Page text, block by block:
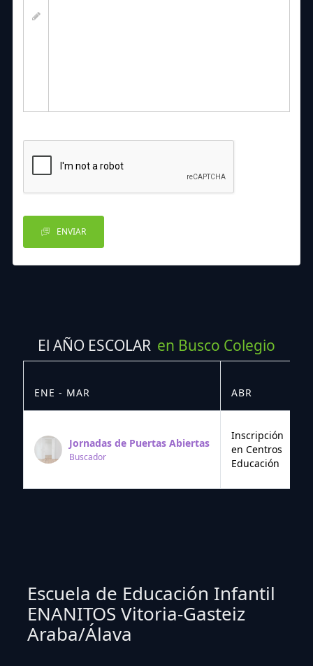
ENVIAR
El AÑO ESCOLAR en Busco Colegio
ENE - MAR ABR
Jornadas de Puertas Abiertas
Buscador
Inscripción
en Centros
Educación
Escuela de Educación Infantil
ENANITOS Vitoria-Gasteiz
Araba/Álava